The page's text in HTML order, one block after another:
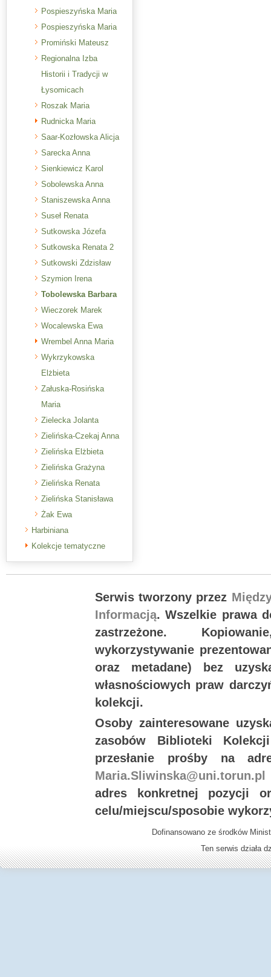
Pospieszyńska Maria
Pospieszyńska Maria
Promiński Mateusz
Regionalna Izba
Historii i Tradycji w
Łysomicach
Roszak Maria
Rudnicka Maria
Saar-Kozłowska Alicja
Sarecka Anna
Sienkiewicz Karol
Sobolewska Anna
Staniszewska Anna
Suseł Renata
Sutkowska Józefa
Sutkowska Renata 2
Sutkowski Zdzisław
Szymion Irena
Tobolewska Barbara
Wieczorek Marek
Wocalewska Ewa
Wrembel Anna Maria
Wykrzykowska
Elżbieta
Załuska-Rosińska
Maria
Zielecka Jolanta
Zielińska-Czekaj Anna
Zielińska Elżbieta
Zielińska Grażyna
Zielińska Renata
Zielińska Stanisława
Żak Ewa
Harbiniana
Kolekcje tematyczne
Serwis tworzony przez
Informacją. Wszelkie prawa
zastrzeżone.
wykorzystywanie
oraz metadane) bez
własnościowych praw
kolekcji.
Osoby zainteresowane
zasobów Biblioteki
przesłanie prośby na
Maria.Sliwinska@uni.torun.pl
adres konkretnej pozycji
celu/miejscu/sposobie
Dofinansowano ze środków
Ten serwis działa